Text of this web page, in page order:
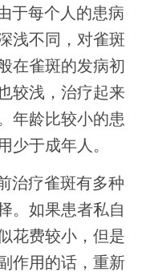
于每个人的患病
浅不同，对雀斑
在雀斑的发病初
较浅，治疗起来
年龄比较小的患
少于成年人。
治疗雀斑有多种
。如果患者私自
花费较小，但是
作用的话，重新